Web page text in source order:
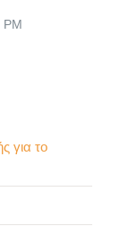
PM
για το